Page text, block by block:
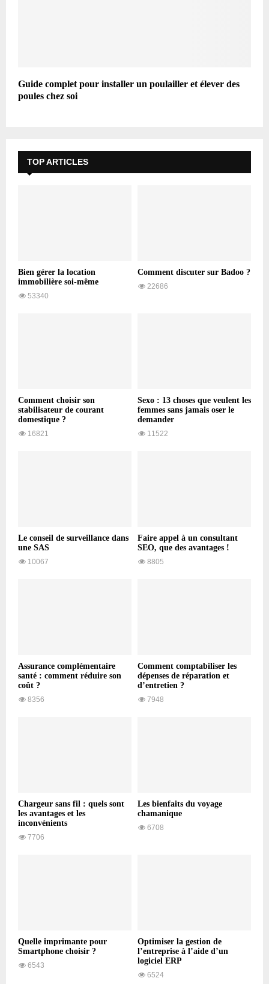
Guide complet pour installer un poulailler et élever des
poules chez soi
TOP ARTICLES
Bien gérer la location
immobilière soi-même
53340
Comment discuter sur Badoo ?
22686
Comment choisir son
stabilisateur de courant
domestique ?
16821
Sexo : 13 choses que veulent les
femmes sans jamais oser le
demander
11522
Le conseil de surveillance dans
une SAS
10067
Faire appel à un consultant
SEO, que des avantages !
8805
Assurance complémentaire
santé : comment réduire son
coût ?
8356
Comment comptabiliser les
dépenses de réparation et
d’entretien ?
7948
Chargeur sans fil : quels sont
les avantages et les
inconvénients
7706
Les bienfaits du voyage
chamanique
6708
Quelle imprimante pour
Smartphone choisir ?
6543
Optimiser la gestion de
l’entreprise à l’aide d’un
logiciel ERP
6524